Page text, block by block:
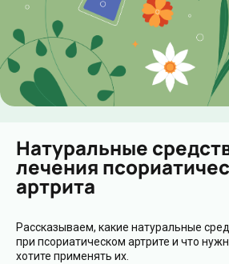
Натуральные
лечения
артрита
Рассказываем, какие натуральные
при псориатическом артрите и что
хотите применять их.